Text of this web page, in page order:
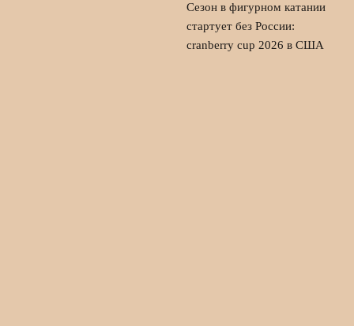
Сезон в фигурном катании
стартует без России:
cranberry cup 2026 в США